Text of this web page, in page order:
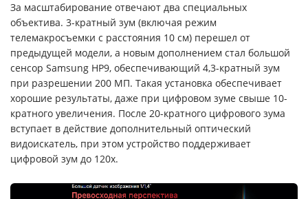
За масштабирование отвечают два специальных
объектива. 3-кратный зум (включая режим
телемакросъемки с расстояния 10 см) перешел от
предыдущей модели, а новым дополнением стал большой
сенсор Samsung HP9, обеспечивающий 4,3-кратный зум
при разрешении 200 МП. Такая установка обеспечивает
хорошие результаты, даже при цифровом зуме свыше 10-
кратного увеличения. После 20-кратного цифрового зума
вступает в действие дополнительный оптический
видоискатель, при этом устройство поддерживает
цифровой зум до 120x.